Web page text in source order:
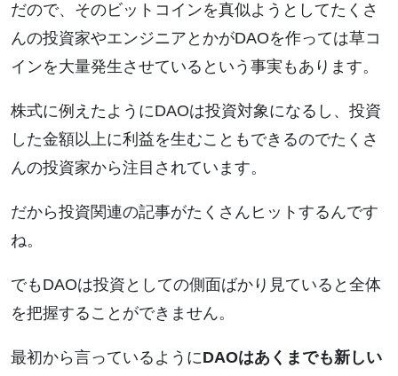
だので、そのビットコインを真似ようとしてたくさ
んの投資家やエンジニアとかがDAOを作っては草コ
インを大量発生させているという事実もあります。
株式に例えたようにDAOは投資対象になるし、投資
した金額以上に利益を生むこともできるのでたくさ
んの投資家から注目されています。
だから投資関連の記事がたくさんヒットするんです
ね。
でもDAOは投資としての側面ばかり見ていると全体
を把握することができません。
最初から言っているようにDAOはあくまでも新しい